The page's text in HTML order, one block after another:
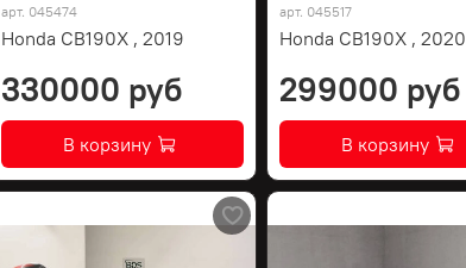
арт. 045474
Honda CB190X , 2019
330000 руб
В корзину
арт. 045517
Honda CB190X , 2020
299000 руб
В корзину